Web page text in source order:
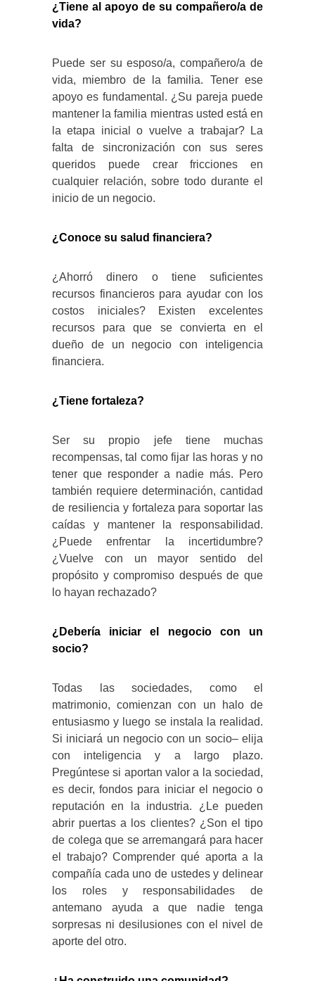
¿Tiene al apoyo de su compañero/a de
vida?
Puede ser su esposo/a, compañero/a de
vida, miembro de la familia. Tener ese
apoyo es fundamental. ¿Su pareja puede
mantener la familia mientras usted está en
la etapa inicial o vuelve a trabajar? La
falta de sincronización con sus seres
queridos puede crear fricciones en
cualquier relación, sobre todo durante el
inicio de un negocio.
¿Conoce su salud financiera?
¿Ahorró dinero o tiene suficientes
recursos financieros para ayudar con los
costos iniciales? Existen excelentes
recursos para que se convierta en el
dueño de un negocio con inteligencia
financiera.
¿Tiene fortaleza?
Ser su propio jefe tiene muchas
recompensas, tal como fijar las horas y no
tener que responder a nadie más. Pero
también requiere determinación, cantidad
de resiliencia y fortaleza para soportar las
caídas y mantener la responsabilidad.
¿Puede enfrentar la incertidumbre?
¿Vuelve con un mayor sentido del
propósito y compromiso después de que
lo hayan rechazado?
¿Debería iniciar el negocio con un
socio?
Todas las sociedades, como el
matrimonio, comienzan con un halo de
entusiasmo y luego se instala la realidad.
Si iniciará un negocio con un socio– elija
con inteligencia y a largo plazo.
Pregúntese si aportan valor a la sociedad,
es decir, fondos para iniciar el negocio o
reputación en la industria. ¿Le pueden
abrir puertas a los clientes? ¿Son el tipo
de colega que se arremangará para hacer
el trabajo? Comprender qué aporta a la
compañía cada uno de ustedes y delinear
los roles y responsabilidades de
antemano ayuda a que nadie tenga
sorpresas ni desilusiones con el nivel de
aporte del otro.